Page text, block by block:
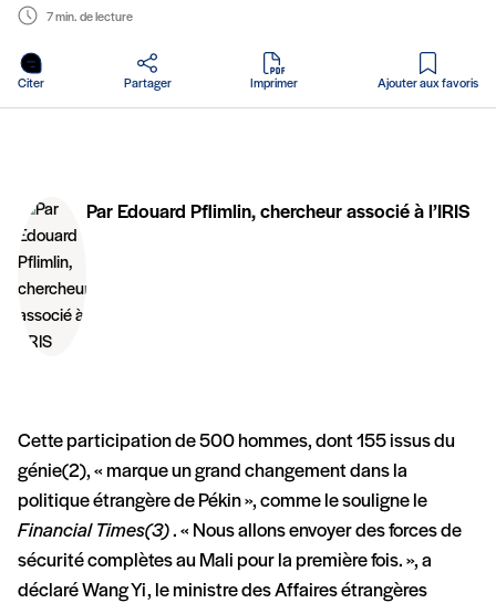
7 min. de lecture
Citer Partager Imprimer
en PDF
Ajouter aux favoris
Par Edouard Pflimlin, chercheur associé à l’IRIS
Cette participation de 500 hommes, dont 155 issus du
génie(2), « marque un grand changement dans la
politique étrangère de Pékin », comme le souligne le
Financial Times(3). « Nous allons envoyer des forces de
sécurité complètes au Mali pour la première fois. », a
déclaré Wang Yi, le ministre des Affaires étrangères